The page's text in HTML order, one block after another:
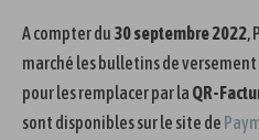
A compter du 30 septembre 2022,
marché les bulletins de versement
pour les remplacer par la QR-
sont disponibles sur le site de